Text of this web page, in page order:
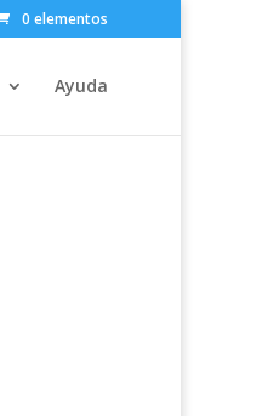
0 elementos
Ayuda